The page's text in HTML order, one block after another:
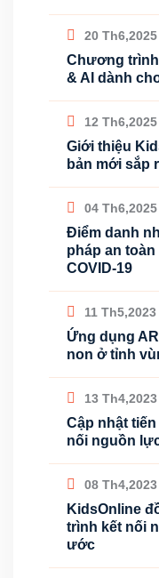
20 Th6,2025
Chương trình
& AI dành
12 Th6,2025
Giới thiệu
bản mới sắp
04 Th6,2025
Điểm danh
pháp an
COVID-19
11 Th5,2023
Ứng dụng
non ở tỉnh
13 Th4,2023
Cập nhật
nối nguồn
08 Th4,2023
KidsOnline
trình kết nối
ước